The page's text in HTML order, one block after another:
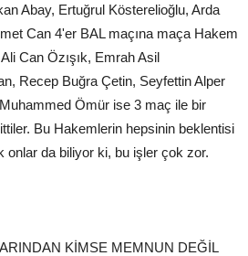
Abay, Ertuğrul Kösterelioğlu, Arda
Can 4'er BAL maçına maça Hakem
Can Özışık, Emrah Asil
Recep Buğra Çetin, Seyfettin Alper
Ömür ise 3 maç ile bir
Bu Hakemlerin hepsinin beklentisi
onlar da biliyor ki, bu işler çok zor.
KİMSE MEMNUN DEĞİL